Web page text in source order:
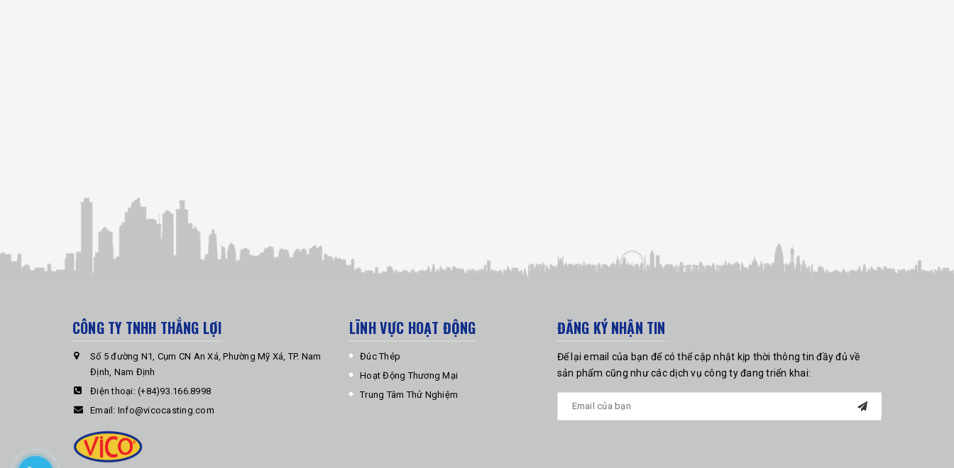
CÔNG TY TNHH THẮNG LỢI
Số 5 đường N1, Cụm CN An Xá, Phường Mỹ Xá, TP. Nam
Định, Nam Định
Điện thoại: (+84)93.166.8998
Email: Info@vicocasting.com
LĨNH VỰC HOẠT ĐỘNG
Đúc Thép
Hoạt Động Thương Mại
Trung Tâm Thử Nghiệm
ĐĂNG KÝ NHẬN TIN
Để lại email của bạn để có thể cập nhật kịp thời thông tin đầy đủ về
sản phẩm cũng như các dịch vụ công ty đang triển khai: